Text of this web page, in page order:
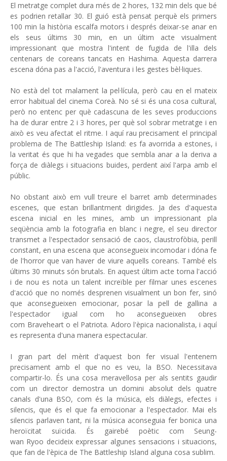
El metratge complet dura més de 2 hores, 132 min dels que bé
es podrien retallar 30. El guió està pensat perquè els primers
100 min la història escalfa motors i després deixar-se anar en
els seus últims 30 min, en un últim acte visualment
impressionant que mostra l'intent de fugida de l'illa dels
centenars de coreans tancats en Hashima. Aquesta darrera
escena dóna pas a l'acció, l'aventura i les gestes bèl·liques.
No està del tot malament la pel·lícula, però cau en el mateix
error habitual del cinema Coreà. No sé si és una cosa cultural,
però no entenc per què cadascuna de les seves produccions
ha de durar entre 2 i 3 hores, per què sol sobrar metratge i en
això es veu afectat el ritme. I aquí rau precisament el principal
problema de The Battleship Island: es fa avorrida a estones, i
la veritat és que hi ha vegades que sembla anar a la deriva a
força de diàlegs i situacions buides, perdent així l'arpa amb el
públic.
No obstant això em vull treure el barret amb determinades
escenes, que estan brillantment dirigides. Ja des d'aquesta
escena inicial en les mines, amb un impressionant pla
seqüència amb la fotografia en blanc i negre, el seu director
transmet a l'espectador sensació de caos, claustrofòbia, perill
constant, en una escena que aconsegueix incomodar i dóna fe
de l'horror que van haver de viure aquells coreans. També els
últims 30 minuts són brutals. En aquest últim acte torna l'acció
i de nou es nota un talent increïble per filmar unes escenes
d'acció que no només desprenen visualment un bon fer, sinó
que aconsegueixen emocionar, posar la pell de gallina a
l'espectador igual com ho aconsegueixen obres
com Braveheart o el Patriota. Adoro l'èpica nacionalista, i aquí
es representa d'una manera espectacular.
I gran part del mèrit d'aquest bon fer visual l'entenem
precisament amb el que no es veu, la BSO. Necessitava
compartir-lo. És una cosa meravellosa per als sentits gaudir
com un director demostra un domini absolut dels quatre
canals d'una BSO, com és la música, els diàlegs, efectes i
silencis, que és el que fa emocionar a l'espectador. Mai els
silencis parlaven tant, ni la música aconseguia fer bonica una
heroïcitat suïcida. És gairebé poètic com Seung-
wan Ryoo decideix expressar algunes sensacions i situacions,
que fan de l'èpica de The Battleship Island alguna cosa sublim.